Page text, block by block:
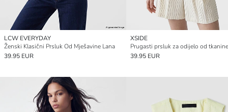
LCW EVERYDAY
Ženski Klasični Prsluk Od Mješavine Lana
39.95 EUR
XSIDE
39.95 EUR